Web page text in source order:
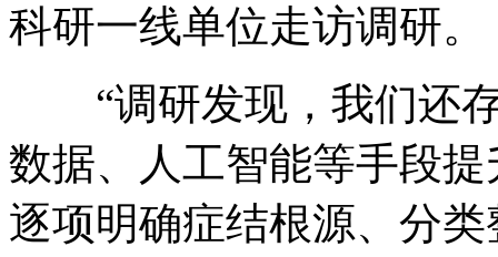
科研一线单位走访调研。
“调研发现，我们还存
数据、人工智能等手段
逐项明确症结根源、分